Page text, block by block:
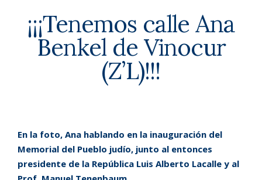
¡¡¡Tenemos calle Ana
Benkel de Vinocur
(Z’L)!!!
En la foto, Ana hablando en la inauguración del
Memorial del Pueblo judío, junto al entonces
presidente de la República Luis Alberto Lacalle y al